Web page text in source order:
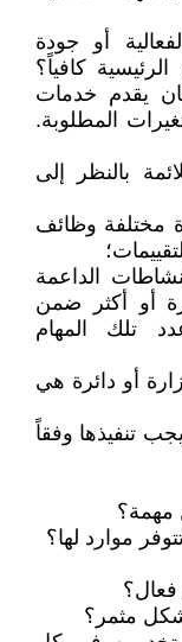
أو جودة
كافياً؟
يقدم خدمات
المطلوبة.
بالنظر إلى
مختلفة وظائف
الداعمة
أو أكثر ضمن
تلك المهام
أو دائرة هي
تنفيذها وفقاً
مهمة؟
موارد لها؟
فعال؟
مثمر؟